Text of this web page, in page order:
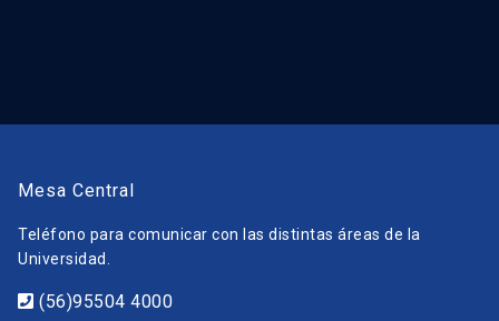
Mesa Central
Teléfono para comunicar con las distintas áreas de la
Universidad.
(56)95504 4000